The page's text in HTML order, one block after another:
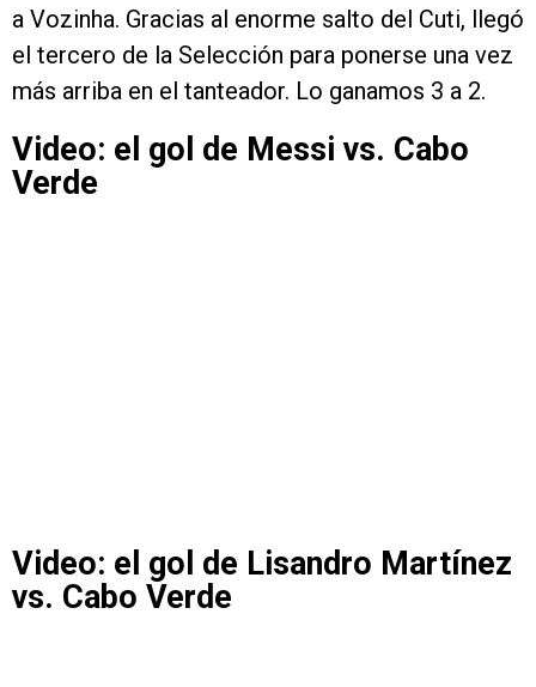
a Vozinha. Gracias al enorme salto del Cuti, llegó
el tercero de la Selección para ponerse una vez
más arriba en el tanteador. Lo ganamos 3 a 2.
Video: el gol de Messi vs. Cabo
Verde
Video: el gol de Lisandro Martínez
vs. Cabo Verde